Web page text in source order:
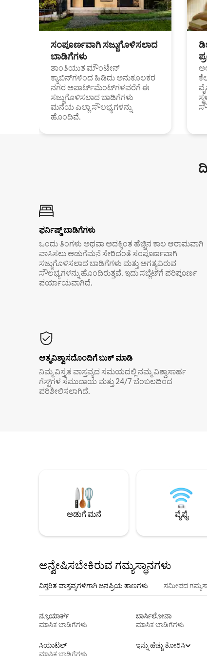
ಸಂಪೂರ್ಣವಾಗಿ ಸಜ್ಜುಗೊಳಿಸಲಾದ
ಬಾಡಿಗೆಗಳು
ಶಾಂತಿಯುತ ಮೌಂಟೇನ್
ಕ್ಯಾಬಿನ್‌ಗಳಿಂದ ಹಿಡಿದು ಅನುಕೂಲಕರ
ನಗರ ಅಪಾರ್ಟ್‌ಮೆಂಟ್‌ಗಳವರೆಗೆ ಈ
ಸಜ್ಜುಗೊಳಿಸಲಾದ ಬಾಡಿಗೆಗಳು
ಮನೆಯ ಎಲ್ಲಾ ಸೌಲಭ್ಯಗಳನ್ನು
ಹೊಂದಿವೆ.
ಫರ್ನಿಷ್ಡ್ ಬಾಡಿಗೆಗಳು
ಒಂದು ತಿಂಗಳು ಅಥವಾ ಅದಕ್ಕಿಂತ ಹೆಚ್ಚಿನ ಕಾಲ ಆರಾಮವಾಗಿ
ವಾಸಿಸಲು ಅಡುಗೆಮನೆ ಸೇರಿದಂತೆ ಸಂಪೂರ್ಣವಾಗಿ
ಸಜ್ಜುಗೊಳಿಸಲಾದ ಬಾಡಿಗೆಗಳು ಮತ್ತು ಅಗತ್ಯವಿರುವ
ಸೌಲಭ್ಯಗಳನ್ನು ಹೊಂದಿರುತ್ತವೆ. ಇದು ಸಬ್ಲೆಟ್‌ಗೆ ಪರಿಪೂರ್ಣ
ಪರ್ಯಾಯವಾಗಿದೆ.
ಆತ್ಮವಿಶ್ವಾಸದೊಂದಿಗೆ ಬುಕ್ ಮಾಡಿ
ನಿಮ್ಮ ವಿಸ್ತೃತ ವಾಸ್ತವ್ಯದ ಸಮಯದಲ್ಲಿ ನಮ್ಮ ವಿಶ್ವಾಸಾರ್ಹ
ಗೆಸ್ಟ್‌ಗಳ ಸಮುದಾಯ ಮತ್ತು 24/7 ಬೆಂಬಲದಿಂದ
ಪರಿಶೀಲಿಸಲಾಗಿದೆ.
ಅಡುಗೆ ಮನೆ ವೈಫೈ
ಅನ್ವೇಷಿಸಬೇಕಿರುವ ಗಮ್ಯಸ್ಥಾನಗಳು
ವಿಸ್ತರಿತ ವಾಸ್ತವ್ಯಗಳಿಗಾಗಿ ಜನಪ್ರಿಯ ತಾಣಗಳು ಸಮೀಪದ
ನ್ಯೂಯಾರ್ಕ್
ಮಾಸಿಕ ಬಾಡಿಗೆಗಳು
ಬಾರ್ಸಿಲೋನಾ
ಮಾಸಿಕ ಬಾಡಿಗೆಗಳು
ಸಿಯಾಟಲ್
ಮಾಸಿಕ ಬಾಡಿಗೆಗಳು
ಇನ್ನು ಹೆಚ್ಚು ತೋರಿಸಿ